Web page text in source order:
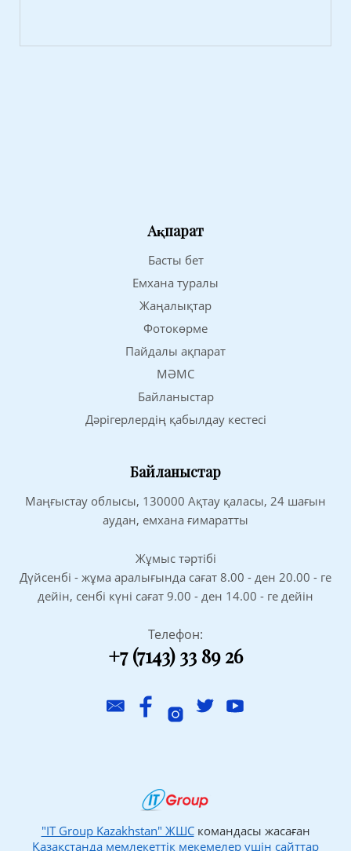
Ақпарат
Басты бет
Емхана туралы
Жаңалықтар
Фотокөрме
Пайдалы ақпарат
МӘМС
Байланыстар
Дәрігерлердің қабылдау кестесі
Байланыстар
Маңғыстау облысы, 130000 Ақтау қаласы, 24 шағын
аудан, емхана ғимаратты
Жұмыс тәртібі
Дүйсенбі - жұма аралығында сағат 8.00 - ден 20.00 - ге
дейін, сенбі күні сағат 9.00 - ден 14.00 - ге дейін
Телефон:
+7 (7143) 33 89 26
"IT Group Kazakhstan" ЖШСкомандасы жасаған
Қазақстанда мемлекеттік мекемелер үшін сайттар